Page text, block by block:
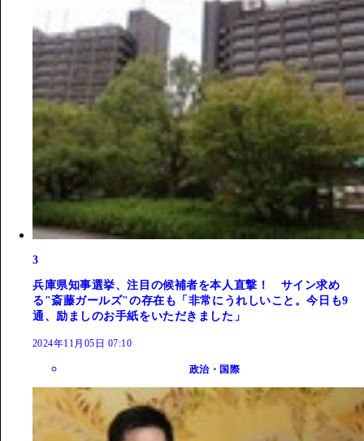
3
兵庫県知事選挙、注目の候補者を本人直撃！ サイン求め
る"斎藤ガールズ"の存在も「非常にうれしいこと。今日も9
通、励ましのお手紙をいただきました」
2024年11月05日 07:10
政治・国際